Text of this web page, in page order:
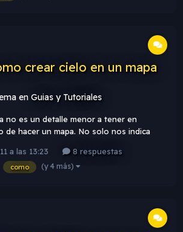
crear cielo en un mapa
en Guias y Tutoriales
no es un detalle menor a tener en
de hacer un mapa. No solo nos indica
del paisaje del lugar en el que
el cielo se usa la textura SKY (que
a las 13:23
8 respuestas
como (y 4 más)